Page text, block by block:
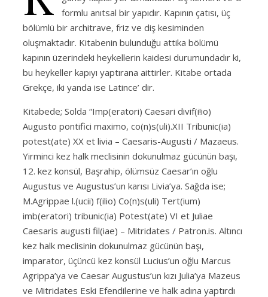
formlu anıtsal bir yapıdır. Kapının çatısı, üç
bölümlü bir architrave, friz ve diş kesiminden
oluşmaktadır. Kitabenin bulunduğu attika bölümü
kapının üzerindeki heykellerin kaidesi durumundadır ki,
bu heykeller kapıyı yaptırana aittirler. Kitabe ortada
Grekçe, iki yanda ise Latince’ dir.
Kitabede; Solda “Imp(eratori) Caesari divif(i!io)
Augusto pontifici maximo, co(n)s(uli).XII Tribunic(ia)
potest(ate) XX et livia – Caesaris-Augusti / Mazaeus.
Yirminci kez halk meclisinin dokunulmaz gücünün başı,
12. kez konsül, Başrahip, ölümsüz Caesar’ın oğlu
Augustus ve Augustus’un karısı Livia’ya. Sağda ise;
M.Agrippae l.(ucii) f(ilio) Co(n)s(uli) Tert(ium)
imb(eratori) tribunic(ia) Potest(ate) VI et Juliae
Caesaris augusti fil(iae) – Mitridates / Patron.is. Altıncı
kez halk meclisinin dokunulmaz gücünün başı,
imparator, üçüncü kez konsül Lucius’un oğlu Marcus
Agrippa’ya ve Caesar Augustus’un kızı Julia’ya Mazeus
ve Mitridates Eski Efendilerine ve halk adına yaptırdı